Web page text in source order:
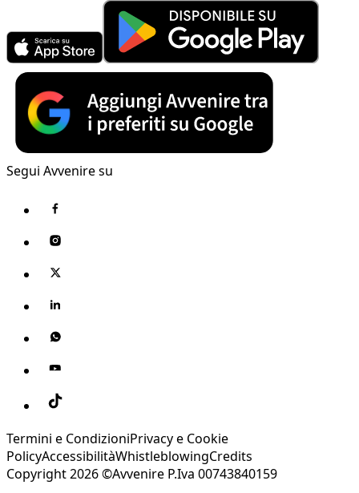
Segui Avvenire su
Termini e CondizioniPrivacy e Cookie
PolicyAccessibilitàWhistleblowingCredits
Copyright 2026 ©Avvenire P.Iva 00743840159